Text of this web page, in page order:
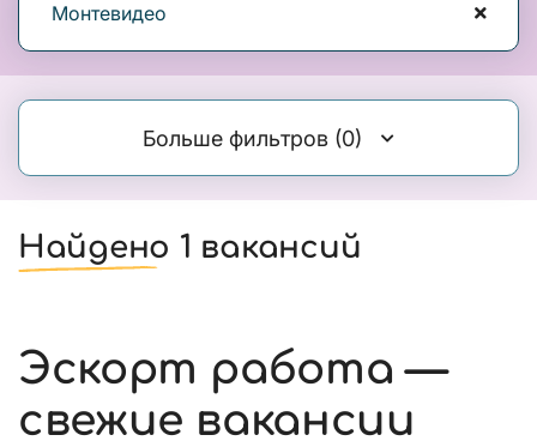
Монтевидео
Больше фильтров (0)
Найдено 1 вакансий
Эскорт работа —
свежие вакансии